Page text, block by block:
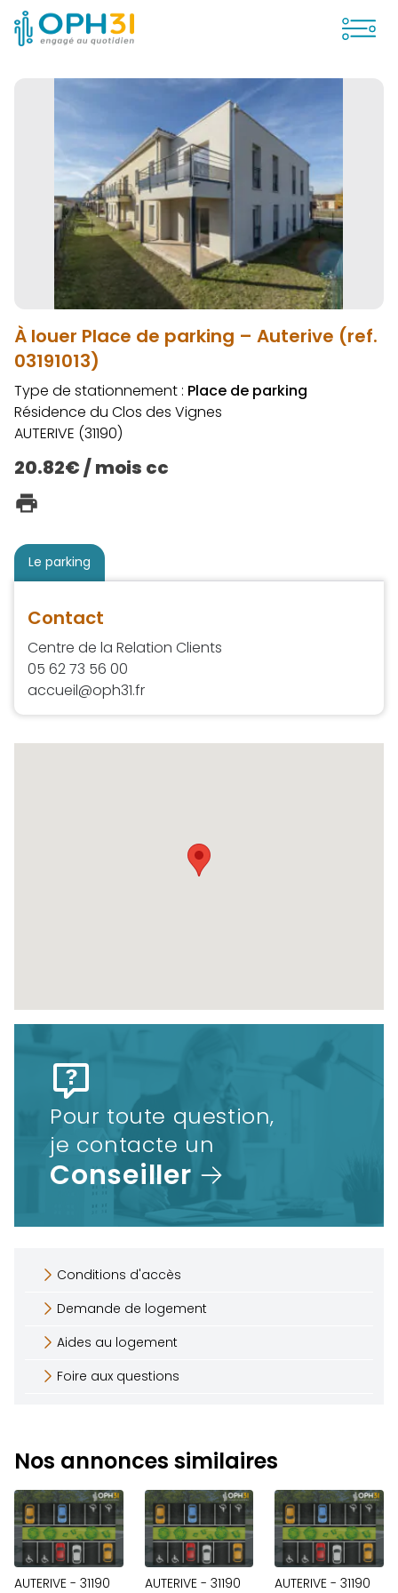
À louer Place de parking – Auterive (ref.
03191013)
Type de stationnement : Place de parking
Résidence du Clos des Vignes
AUTERIVE (31190)
20.82€ / mois cc
Le parking
Contact
Centre de la Relation Clients
05 62 73 56 00
accueil@oph31.fr
Pour toute question,
je contacte un
Conseiller
Conditions d'accès
Demande de logement
Aides au logement
Foire aux questions
Nos annonces similaires
AUTERIVE - 31190 AUTERIVE - 31190 AUTERIVE - 31190